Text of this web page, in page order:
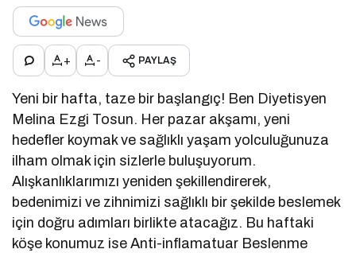
+ - PAYLAŞ
Yeni bir hafta, taze bir başlangıç! Ben Diyetisyen
Melina Ezgi Tosun. Her pazar akşamı, yeni
hedefler koymak ve sağlıklı yaşam yolculuğunuza
ilham olmak için sizlerle buluşuyorum.
Alışkanlıklarımızı yeniden şekillendirerek,
bedenimizi ve zihnimizi sağlıklı bir şekilde beslemek
için doğru adımları birlikte atacağız. Bu haftaki
köşe konumuz ise Anti-inflamatuar Beslenme